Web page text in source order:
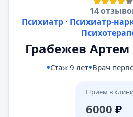
14
Психиатр · Психиатр-
Грабежев
Стаж 9 лет Врач
Приём в
6000 ₽